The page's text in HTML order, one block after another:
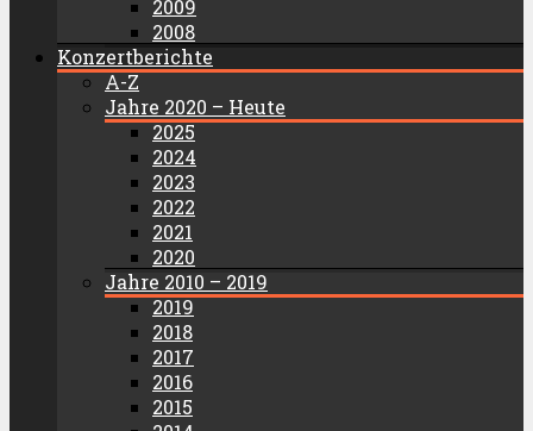
2009
2008
Konzertberichte
A-Z
Jahre 2020 – Heute
2025
2024
2023
2022
2021
2020
Jahre 2010 – 2019
2019
2018
2017
2016
2015